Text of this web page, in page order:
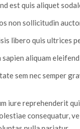
est quis aliquet
non sollicitudin
libero quis ultrices
sapien aliquam
sem nec semper
iure reprehenderit
consequatur,